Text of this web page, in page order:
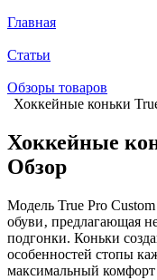
Главная
Статьи
Обзоры товаров
Хоккейные коньки
Хоккейные
Обзор
Модель True Pro
обуви‚ предлагающая
подгонки. Коньки
особенностей стопы
максимальный комфорт